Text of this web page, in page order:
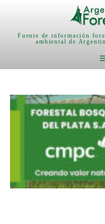
Fuente de información
ambiental de